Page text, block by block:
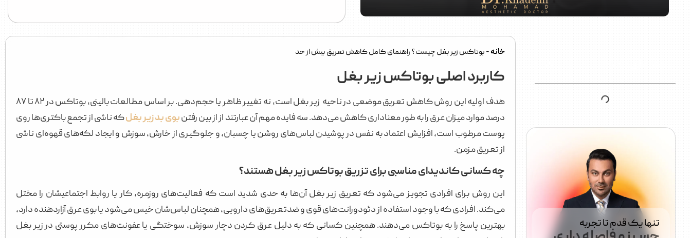
تنها یک قدم تا تجربه
خانه-بوتاکس زیر بغل چیست؟ راهنمای کامل کاهش تعریق بیش از حد
کاربرد اصلی بوتاکس زیر بغل
هدف اولیه این روش کاهش تعریق موضعی در ناحیه زیر بغل است، نه تغییر ظاهر یا حجم‌دهی. بر اساس مطالعات بالینی، بوتاکس در ۸۲ تا ۸۷
درصد موارد میزان عرق را به طور معناداری کاهش می‌دهد. سه فایده مهم آن عبارتند از از بین رفتنبوی بد زیر بغلکه ناشی از تجمع باکتری‌ها روی
پوست مرطوب است، افزایش اعتماد به نفس در پوشیدن لباس‌های روشن یا چسبان، و جلوگیری از خارش، سوزش و ایجاد لکه‌های قهوه‌ای ناشی
از تعریق مزمن.
چه کسانی کاندیدای مناسبی برای تزریق بوتاکس زیر بغل هستند؟
این روش برای افرادی تجویز می‌شود که تعریق زیر بغل آن‌ها به حدی شدید است که فعالیت‌های روزمره، کار یا روابط اجتماعیشان را مختل
می‌کند. افرادی که با وجود استفاده از دئودورانت‌های قوی و ضدتعریق‌های دارویی، همچنان لباس‌شان خیس می‌شود یا بوی عرق آزاردهنده دارد،
بهترین پاسخ را به بوتاکس می‌دهند. همچنین کسانی که به دلیل عرق کردن دچار سوزش، سوختگی یا عفونت‌های مکرر پوستی در زیر بغل